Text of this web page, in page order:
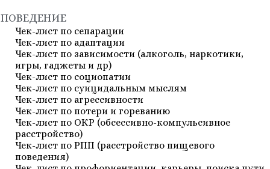
ПОВЕДЕНИЕ
Чек-лист по сепарации
Чек-лист по адаптации
Чек-лист по зависимости (алкоголь, наркотики,
игры, гаджеты и др)
Чек-лист по социопатии
Чек-лист по суицидальным мыслям
Чек-лист по агрессивности
Чек-лист по потери и гореванию
Чек-лист по ОКР (обсессивно-компульсивное
расстройство)
Чек-лист по РПП (расстройство пищевого
поведения)